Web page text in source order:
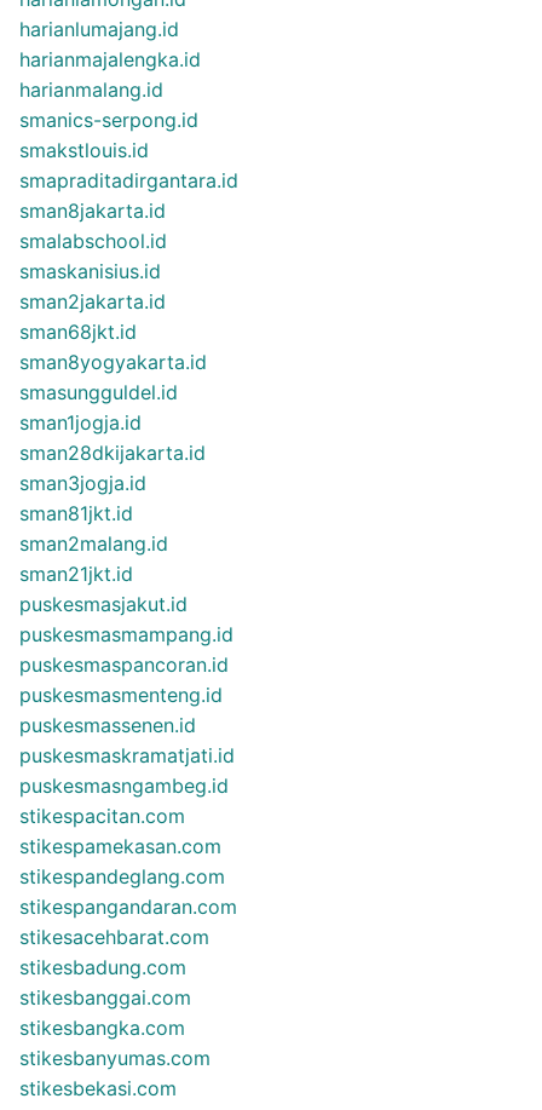
harianlumajang.id
harianmajalengka.id
harianmalang.id
smanics-serpong.id
smakstlouis.id
smapraditadirgantara.id
sman8jakarta.id
smalabschool.id
smaskanisius.id
sman2jakarta.id
sman68jkt.id
sman8yogyakarta.id
smasungguldel.id
sman1jogja.id
sman28dkijakarta.id
sman3jogja.id
sman81jkt.id
sman2malang.id
sman21jkt.id
puskesmasjakut.id
puskesmasmampang.id
puskesmaspancoran.id
puskesmasmenteng.id
puskesmassenen.id
puskesmaskramatjati.id
puskesmasngambeg.id
stikespacitan.com
stikespamekasan.com
stikespandeglang.com
stikespangandaran.com
stikesacehbarat.com
stikesbadung.com
stikesbanggai.com
stikesbangka.com
stikesbanyumas.com
stikesbekasi.com